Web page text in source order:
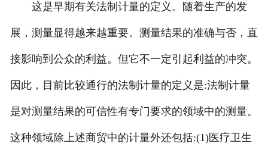
这是早期有关法制计量的定义。随着生产的发
展，测量显得越来越重要。测量结果的准确与否，直
接影响到公众的利益。但它不一定引起利益的冲突。
因此，目前比较通行的法制计量的定义是:法制计量
是对测量结果的可信性有专门要求的领域中的测量。
这种领域除上述商贸中的计量外还包括:(1)医疗卫生